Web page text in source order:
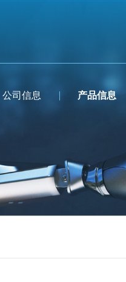
公司信息 产品信息